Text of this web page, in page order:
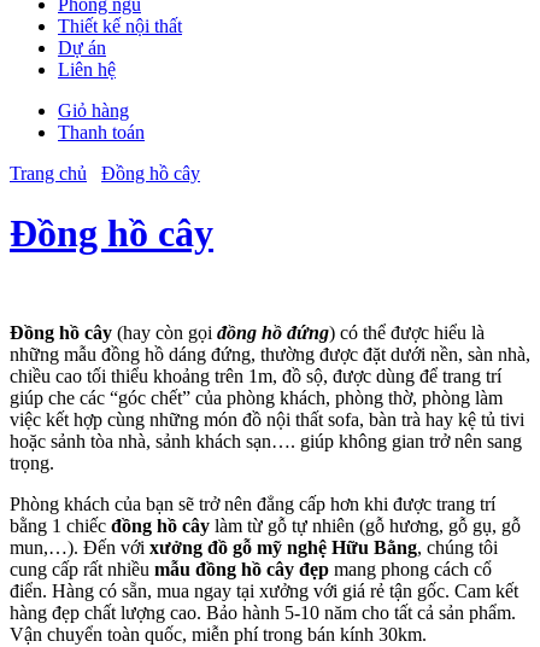
Phòng ngủ
Thiết kế nội thất
Dự án
Liên hệ
Giỏ hàng
Thanh toán
Trang chủ
Đồng hồ cây
Đồng hồ cây
Đồng hồ cây (hay còn gọi đồng hồ đứng) có thể được hiểu là
những mẫu đồng hồ dáng đứng, thường được đặt dưới nền, sàn nhà,
chiều cao tối thiểu khoảng trên 1m, đồ sộ, được dùng để trang trí
giúp che các “góc chết” của phòng khách, phòng thờ, phòng làm
việc kết hợp cùng những món đồ nội thất sofa, bàn trà hay kệ tủ tivi
hoặc sảnh tòa nhà, sảnh khách sạn…. giúp không gian trở nên sang
trọng.
Phòng khách của bạn sẽ trở nên đẳng cấp hơn khi được trang trí
bằng 1 chiếc đồng hồ cây làm từ gỗ tự nhiên (gỗ hương, gỗ gụ, gỗ
mun,…). Đến với xưởng đồ gỗ mỹ nghệ Hữu Bằng, chúng tôi
cung cấp rất nhiều mẫu đồng hồ cây đẹp mang phong cách cổ
điển. Hàng có sẵn, mua ngay tại xưởng với giá rẻ tận gốc. Cam kết
hàng đẹp chất lượng cao. Bảo hành 5-10 năm cho tất cả sản phẩm.
Vận chuyển toàn quốc, miễn phí trong bán kính 30km.